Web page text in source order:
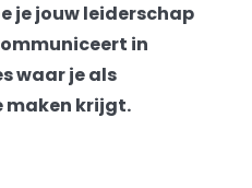
je jouw leiderschap
in
waar je als
maken krijgt.